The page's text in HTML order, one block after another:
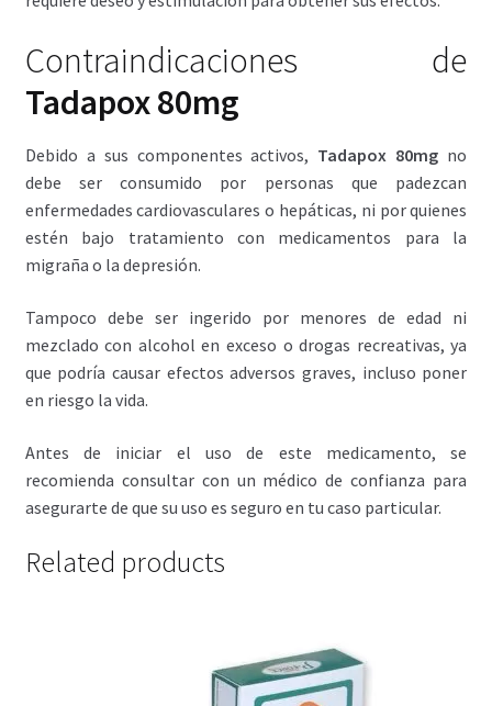
Contraindicaciones de
Tadapox 80mg
Debido a sus componentes activos, Tadapox 80mg no
debe ser consumido por personas que padezcan
enfermedades cardiovasculares o hepáticas, ni por quienes
estén bajo tratamiento con medicamentos para la
migraña o la depresión.
Tampoco debe ser ingerido por menores de edad ni
mezclado con alcohol en exceso o drogas recreativas, ya
que podría causar efectos adversos graves, incluso poner
en riesgo la vida.
Antes de iniciar el uso de este medicamento, se
recomienda consultar con un médico de confianza para
asegurarte de que su uso es seguro en tu caso particular.
Related products